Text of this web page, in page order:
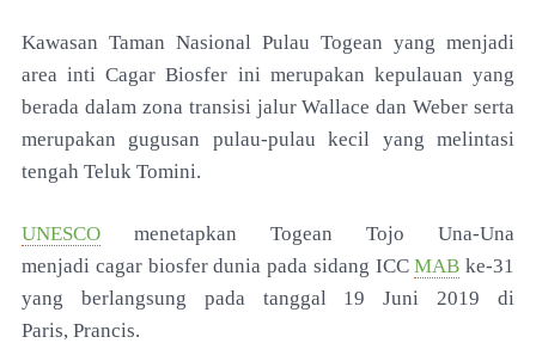
Kawasan Taman Nasional Pulau Togean yang menjadi
area inti CagarBiosfer ini merupakan kepulauan yang
berada dalam zona transisi jalur Wallace dan Weber serta
merupakan gugusan pulau-pulau kecil yang melintasi
tengah Teluk Tomini.
UNESCO menetapkan Togean Tojo Una-Una
menjadi cagar biosfer dunia pada sidang ICCMAB ke-31
yang berlangsung pada tanggal 19 Juni 2019 di
Paris, Prancis.